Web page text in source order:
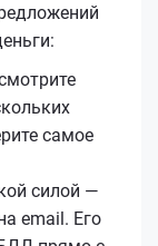
самое
силой —
email. Его